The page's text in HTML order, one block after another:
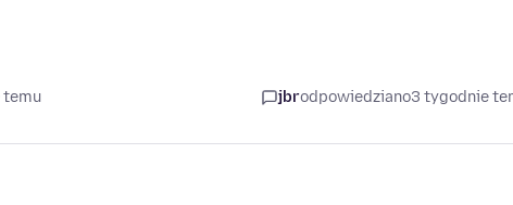
temu jbrodpowiedziano3 tygodnie